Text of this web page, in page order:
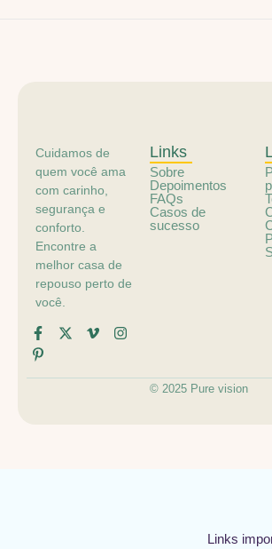
Cuidamos de
quem você ama
com carinho,
segurança e
conforto.
Encontre a
melhor casa de
repouso perto de
você.
Links
Sobre
Depoimentos
FAQs
Casos de
sucesso
© 2025 Pure vision
Links